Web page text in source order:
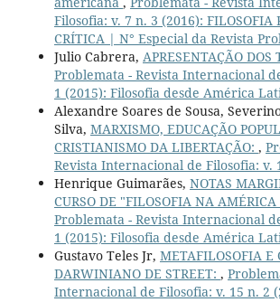
Filosofia: v. 7 n. 3 (2016): FILOSOFIA
CRÍTICA | N° Especial da Revista
Julio Cabrera, APRESENTAÇÃO DOS
Problemata - Revista Internacional
1 (2015): Filosofia desde América
Alexandre Soares de Sousa,
Silva, MARXISMO, EDUCAÇÃO
CRISTIANISMO DA LIBERTAÇÃO: ,
Revista Internacional de Filosofia: v.
Henrique Guimarães, NOTAS
CURSO DE "FILOSOFIA NA
Problemata - Revista Internacional
1 (2015): Filosofia desde América
Gustavo Teles Jr, METAFILOSOFIA E
DARWINIANO DE STREET: ,
Internacional de Filosofia: v. 15 n. 2